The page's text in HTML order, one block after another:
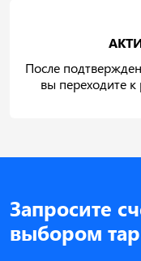
После
вы переходите
Запросите
выбором